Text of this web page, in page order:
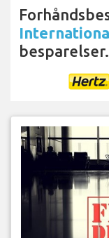
besparelser.